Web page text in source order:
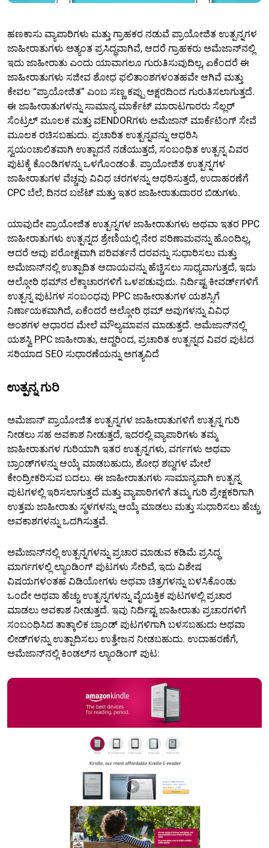
ಹಣಕಾಸು ವ್ಯಾಪಾರಿಗಳು ಮತ್ತು ಗ್ರಾಹಕರ ನಡುವೆ ಪ್ರಾಯೋಜಿತ ಉತ್ಪನ್ನಗಳ
ಜಾಹೀರಾತುಗಳು ಅತ್ಯಂತ ಪ್ರಸಿದ್ಧವಾಗಿವೆ, ಆದರೆ ಗ್ರಾಹಕರು ಅಮೆಜಾನ್‌ನಲ್ಲಿ
ಇದು ಜಾಹೀರಾತು ಎಂದು ಯಾವಾಗಲೂ ಗುರುತಿಸುವುದಿಲ್ಲ, ಏಕೆಂದರೆ ಈ
ಜಾಹೀರಾತುಗಳು ಸಜೀವ ಶೋಧ ಫಲಿತಾಂಶಗಳಂತಹವೇ ಆಗಿವೆ ಮತ್ತು
ಕೇವಲ “ಪ್ರಾಯೋಜಿತ” ಎಂಬ ಸಣ್ಣ ಕಪ್ಪು ಅಕ್ಷರದಿಂದ ಗುರುತಿಸಲಾಗುತ್ತದೆ.
ಈ ಜಾಹೀರಾತುಗಳನ್ನು ಸಾಮಾನ್ಯ ಮಾರ್ಕೆಟ್ ಮಾರಾಟಗಾರರು ಸೆಲ್ಲರ್
ಸೆಂಟ್ರಲ್ ಮೂಲಕ ಮತ್ತು ವENDORಗಳು ಅಮೆಜಾನ್ ಮಾರ್ಕೆಟಿಂಗ್ ಸೇವೆ
ಮೂಲಕ ರಚಿಸಬಹುದು. ಪ್ರಚಾರಿತ ಉತ್ಪನ್ನವನ್ನು ಆಧರಿಸಿ
ಸ್ವಯಂಚಾಲಿತವಾಗಿ ಉತ್ಪಾದನೆ ನಡೆಯುತ್ತದೆ, ಸಂಬಂಧಿತ ಉತ್ಪನ್ನ ವಿವರ
ಪುಟಕ್ಕೆ ಕೊಂಡಿಗಳನ್ನು ಒಳಗೊಂಡಂತೆ. ಪ್ರಾಯೋಜಿತ ಉತ್ಪನ್ನಗಳ
ಜಾಹೀರಾತುಗಳ ವೆಚ್ಚವು ವಿವಿಧ ಚರಗಳನ್ನು ಆಧರಿಸುತ್ತದೆ, ಉದಾಹರಣೆಗೆ
CPC ಬೆಲೆ, ದಿನದ ಬಜೆಟ್ ಮತ್ತು ಇತರ ಜಾಹೀರಾತುದಾರರ ಬಿಡುಗಳು.
ಯಾವುದೇ ಪ್ರಾಯೋಜಿತ ಉತ್ಪನ್ನಗಳ ಜಾಹೀರಾತುಗಳು ಅಥವಾ ಇತರ PPC
ಜಾಹೀರಾತುಗಳು ಉತ್ಪನ್ನದ ಶ್ರೇಣಿಯಲ್ಲಿ ನೇರ ಪರಿಣಾಮವನ್ನು ಹೊಂದಿಲ್ಲ,
ಆದರೆ ಅವು ಪರೋಕ್ಷವಾಗಿ ಪರಿವರ್ತನೆ ದರವನ್ನು ಸುಧಾರಿಸಲು ಮತ್ತು
ಅಮೆಜಾನ್‌ನಲ್ಲಿ ಉತ್ಪಾದಿತ ಆದಾಯವನ್ನು ಹೆಚ್ಚಿಸಲು ಸಾಧ್ಯವಾಗುತ್ತದೆ, ಇದು
ಆಲ್ಗೋರಿ ಥಮ್‌ನ ಲೆಕ್ಕಾಚಾರಗಳಿಗೆ ಒಳಪಡುವುದು. ನಿರ್ದಿಷ್ಟ ಕೀವರ್ಡ್‌ಗಳಿಗೆ
ಉತ್ಪನ್ನ ಪುಟಗಳ ಸಂಬಂಧವು PPC ಜಾಹೀರಾತುಗಳ ಯಶಸ್ಸಿಗೆ
ನಿರ್ಣಾಯಕವಾಗಿದೆ, ಏಕೆಂದರೆ ಆಲ್ಗೋರಿ ಥಮ್ ಅವುಗಳನ್ನು ವಿವಿಧ
ಅಂಶಗಳ ಆಧಾರದ ಮೇಲೆ ಮೌಲ್ಯಮಾಪನ ಮಾಡುತ್ತದೆ. ಅಮೆಜಾನ್‌ನಲ್ಲಿ
ಯಶಸ್ವಿ PPC ಜಾಹೀರಾತು, ಆದ್ದರಿಂದ, ಪ್ರಚಾರಿತ ಉತ್ಪನ್ನದ ವಿವರ ಪುಟದ
ಸರಿಯಾದ SEO ಸುಧಾರಣೆಯನ್ನು ಅಗತ್ಯವಿದೆ
ಉತ್ಪನ್ನ ಗುರಿ
ಅಮೆಜಾನ್ ಪ್ರಾಯೋಜಿತ ಉತ್ಪನ್ನಗಳ ಜಾಹೀರಾತುಗಳಿಗೆ ಉತ್ಪನ್ನ ಗುರಿ
ನೀಡಲು ಸಹ ಅವಕಾಶ ನೀಡುತ್ತದೆ, ಇದರಲ್ಲಿ ವ್ಯಾಪಾರಿಗಳು ತಮ್ಮ
ಜಾಹೀರಾತುಗಳ ಗುರಿಯಾಗಿ ಇತರ ಉತ್ಪನ್ನಗಳು, ವರ್ಗಗಳು ಅಥವಾ
ಬ್ರಾಂಡ್‌ಗಳನ್ನು ಆಯ್ಕೆ ಮಾಡಬಹುದು, ಶೋಧ ಶಬ್ದಗಳ ಮೇಲೆ
ಕೇಂದ್ರೀಕರಿಸುವ ಬದಲು. ಈ ಜಾಹೀರಾತುಗಳು ಸಾಮಾನ್ಯವಾಗಿ ಉತ್ಪನ್ನ
ಪುಟಗಳಲ್ಲಿ ಇರಿಸಲಾಗುತ್ತದೆ ಮತ್ತು ವ್ಯಾಪಾರಿಗಳಿಗೆ ತಮ್ಮ ಗುರಿ ಪ್ರೇಕ್ಷಕರಿಗಾಗಿ
ಉತ್ತಮ ಜಾಹೀರಾತು ಸ್ಥಳಗಳನ್ನು ಆಯ್ಕೆ ಮಾಡಲು ಮತ್ತು ಸುಧಾರಿಸಲು ಹೆಚ್ಚು
ಅವಕಾಶಗಳನ್ನು ಒದಗಿಸುತ್ತವೆ.
ಅಮೆಜಾನ್‌ನಲ್ಲಿ ಉತ್ಪನ್ನಗಳನ್ನು ಪ್ರಚಾರ ಮಾಡುವ ಕಡಿಮೆ ಪ್ರಸಿದ್ಧ
ಮಾರ್ಗಗಳಲ್ಲಿ ಲ್ಯಾಂಡಿಂಗ್ ಪುಟಗಳು ಸೇರಿವೆ, ಇದು ವಿಶೇಷ
ವಿಷಯಗಳಂತಹ ವಿಡಿಯೋಗಳು ಅಥವಾ ಚಿತ್ರಗಳನ್ನು ಬಳಸಿಕೊಂಡು
ಒಂದೇ ಅಥವಾ ಹೆಚ್ಚು ಉತ್ಪನ್ನಗಳನ್ನು ವೈಯಕ್ತಿಕ ಪುಟಗಳಲ್ಲಿ ಪ್ರಚಾರ
ಮಾಡಲು ಅವಕಾಶ ನೀಡುತ್ತದೆ. ಇವು ನಿರ್ದಿಷ್ಟ ಜಾಹೀರಾತು ಪ್ರಚಾರಗಳಿಗೆ
ಸಂಬಂಧಿಸಿದ ತಾತ್ಕಾಲಿಕ ಬ್ರಾಂಡ್ ಪುಟಗಳಿಗಾಗಿ ಬಳಸಬಹುದು ಅಥವಾ
ಲೀಡ್‌ಗಳನ್ನು ಉತ್ಪಾದಿಸಲು ಉತ್ತೇಜನ ನೀಡಬಹುದು. ಉದಾಹರಣೆಗೆ,
ಅಮೆಜಾನ್‌ನಲ್ಲಿ ಕಿಂಡಲ್‌ನ ಲ್ಯಾಂಡಿಂಗ್ ಪುಟ: